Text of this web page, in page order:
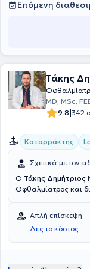
Επόμενη
Τάκης
MD, MSc,
9.8|342
Καταρράκτης
Σχετικά με τον
Ο Τάκης Δημήτριος
Οφθαλμίατρος και
της Ουγγαρίας. Στη
Γενικό Νοσοκομείο
της ειδικότητας
Βρετάνια, αρχικά
εξειδικεύτηκε στις
Απλή επίσκεψη
Δες το κόστος